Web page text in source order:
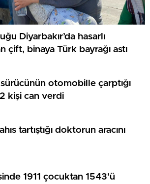
Diyarbakır’da hasarlı
çift, binaya Türk bayrağı astı
otomobille çarptığı
kişi can verdi
tartıştığı doktorun aracını
1911 çocuktan 1543’ü